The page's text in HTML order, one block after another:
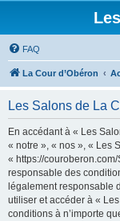
FAQ
La Cour d’Obéron
Les Salons de La
En accédant à « Les
« notre », « nos », « Les
« https://
responsable des
légalement responsable
utiliser et accéder à «
conditions à n’importe